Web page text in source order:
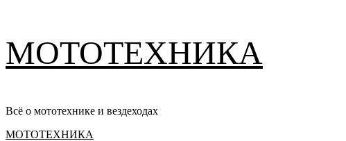
содержимому
МОТОТЕХНИКА
Всё о мототехнике и вездеходах
Основное
МОТОТЕХНИКА